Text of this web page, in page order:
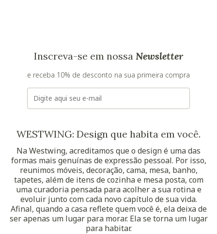
Inscreva-se em nossa Newsletter
e receba 10% de desconto na sua primeira compra
E-mail
WESTWING: Design que habita em você.
Na Westwing, acreditamos que o design é uma das
formas mais genuínas de expressão pessoal. Por isso,
reunimos móveis, decoração, cama, mesa, banho,
tapetes, além de itens de cozinha e mesa posta, com
uma curadoria pensada para acolher a sua rotina e
evoluir junto com cada novo capítulo de sua vida.
Afinal, quando a casa reflete quem você é, ela deixa de
ser apenas um lugar para morar. Ela se torna um lugar
para habitar.